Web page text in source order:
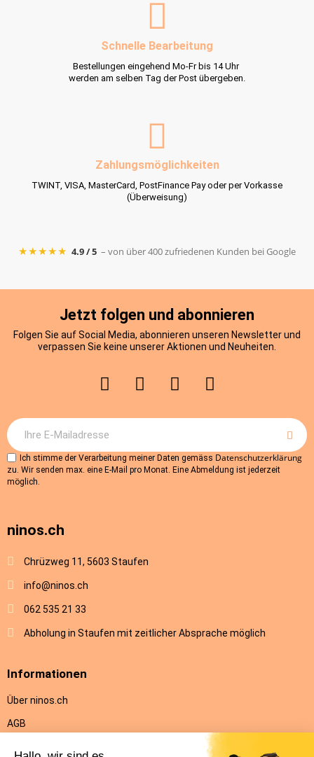
Schnelle Bearbeitung
Bestellungen eingehend Mo-Fr bis 14 Uhr
werden am selben Tag der Post übergeben.
Zahlungsmöglichkeiten
TWINT, VISA, MasterCard, PostFinance Pay oder per Vorkasse
(Überweisung)
★★★★★ 4.9 / 5 – von über 400 zufriedenen Kunden bei Google
Jetzt folgen und abonnieren
Folgen Sie auf Social Media, abonnieren unseren Newsletter und
verpassen Sie keine unserer Aktionen und Neuheiten.
Ich stimme der Verarbeitung meiner Daten gemäss Datenschutzerklärung
zu. Wir senden max. eine E-Mail pro Monat. Eine Abmeldung ist jederzeit
möglich.
ninos.ch
Chrüzweg 11, 5603 Staufen
info@ninos.ch
062 535 21 33
Abholung in Staufen mit zeitlicher Absprache möglich
Informationen
Über ninos.ch
AGB